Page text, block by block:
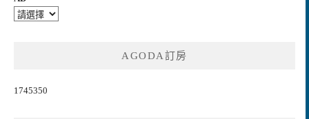
AGODA訂房
1745350